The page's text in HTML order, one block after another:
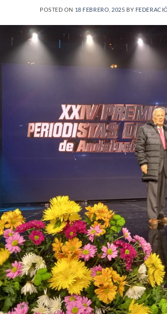
POSTED ON 18 FEBRERO, 2025 BY